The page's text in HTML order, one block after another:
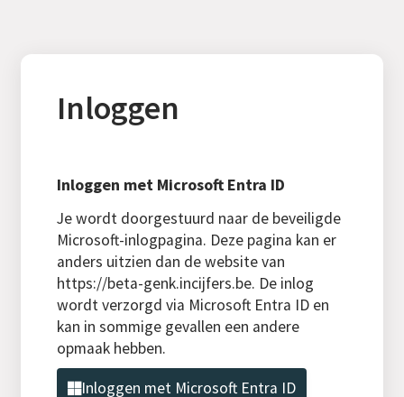
Inloggen
Inloggen met Microsoft Entra ID
Je wordt doorgestuurd naar de beveiligde
Microsoft-inlogpagina. Deze pagina kan er
anders uitzien dan de website van
https://beta-genk.incijfers.be. De inlog
wordt verzorgd via Microsoft Entra ID en
kan in sommige gevallen een andere
opmaak hebben.
Inloggen met Microsoft Entra ID